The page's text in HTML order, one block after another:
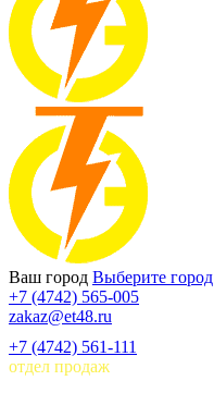
Ваш город Выберите город
+7 (4742) 565-005
zakaz@et48.ru
+7 (4742) 561-111
отдел продаж